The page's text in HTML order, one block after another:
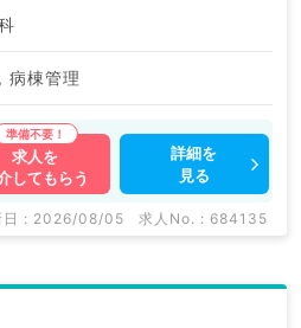
病棟管理
求人を
してもらう
詳細を
見る
日 : 2026/08/05 求人No. : 684135